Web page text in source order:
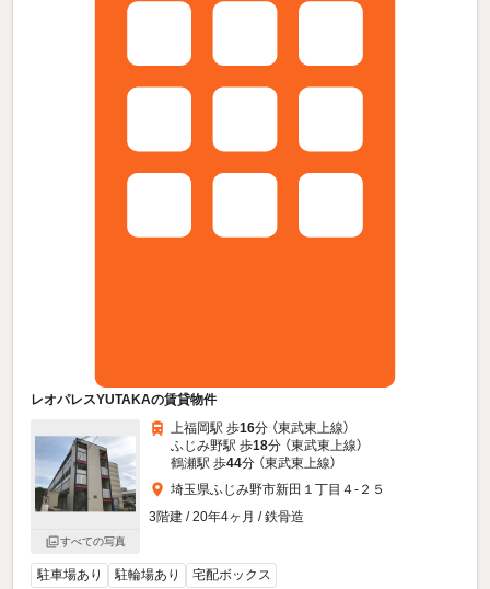
レオパレスYUTAKAの賃貸物件
すべての写真
上福岡駅 歩16分 （東武東上線）
ふじみ野駅 歩18分 （東武東上線）
鶴瀬駅 歩44分 （東武東上線）
埼玉県ふじみ野市新田１丁目４-２５
3階建 / 20年4ヶ月 / 鉄骨造
駐車場あり 駐輪場あり 宅配ボックス